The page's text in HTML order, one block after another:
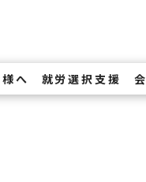
へ 就労選択支援